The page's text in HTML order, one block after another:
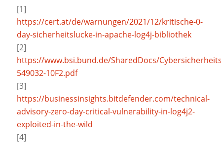
[1]
https://cert.at/de/warnungen/2021/12/kritische-0-
day-sicherheitslucke-in-apache-log4j-bibliothek
[2]
https://www.bsi.bund.de/SharedDocs/
549032-10F2.pdf
[3]
https://businessinsights.bitdefender.com/technical-
advisory-zero-day-critical-vulnerability-in-log4j2-
exploited-in-the-wild
[4]